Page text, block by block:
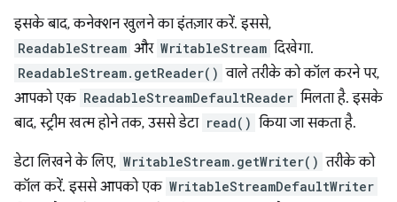
इसके बाद, कनेक्शन खुलने का इंतज़ार करें. इससे,
ReadableStream और WritableStream दिखेगा.
ReadableStream.getReader() वाले तरीके को कॉल करने पर,
आपको एक ReadableStreamDefaultReader मिलता है. इसके
बाद, स्ट्रीम खत्म होने तक, उससे डेटा read() किया जा सकता है.
डेटा लिखने के लिए, WritableStream.getWriter() तरीके को
कॉल करें. इससे आपको एक WritableStreamDefaultWriter